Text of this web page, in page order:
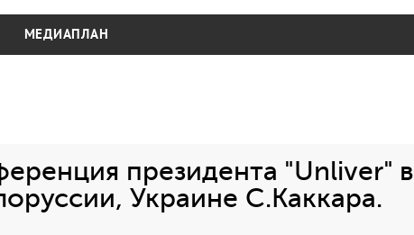
МЕДИАПЛАН
президента "Unliver" в
Украине С.Каккара.